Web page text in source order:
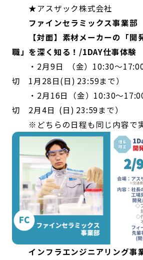
★アスザック株式会社
ファインセラミックス事業部
【対面】素材メーカーの「開
職」を深く知る！/1DAY仕事体験
・2月9日 （金）10:30～
切 1月28日(日) 23:59まで）
・2月16日（金）10:30～
切 2月4日 (日) 23:59まで）
※どちらの日程も同じ内容で
インフラエンジニアリング事